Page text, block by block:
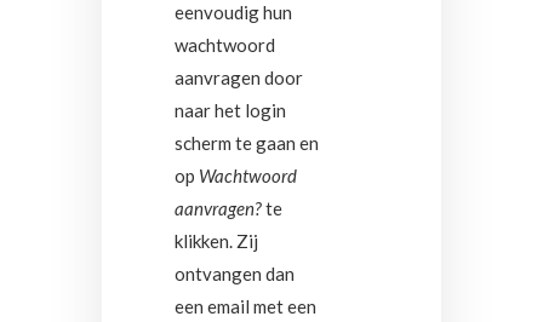
eenvoudig hun
wachtwoord
aanvragen door
naar het login
scherm te gaan en
op Wachtwoord
aanvragen?te
klikken. Zij
ontvangen dan
een email met een